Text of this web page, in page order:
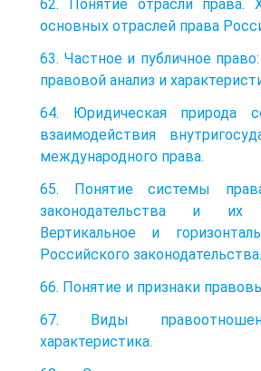
62. Понятие отрасли права.
основных отраслей права
63. Частное и публичное
правовой анализ и
64. Юридическая природа
взаимодействия
международного права.
65. Понятие системы
законодательства и их
Вертикальное и
Российского законодательства.
66. Понятие и признаки
67. Виды
характеристика.